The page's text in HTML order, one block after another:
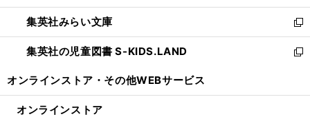
開
く
ウ
で
開
く
ン
ド
ウ
で
ウ
ィ
ン
ド
開
集英社みらい文庫
新
し
い
ン
集英社の児童図書 S-KIDS.LAND
新
ウ
オンラインストア・ その他WEBサービス
オンラインストア